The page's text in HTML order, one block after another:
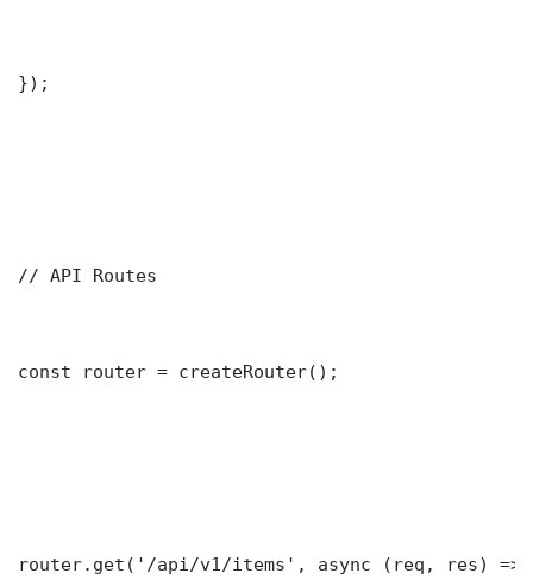
});
// API Routes
const router = createRouter();
router.get('/api/v1/items', async (req, res) =>